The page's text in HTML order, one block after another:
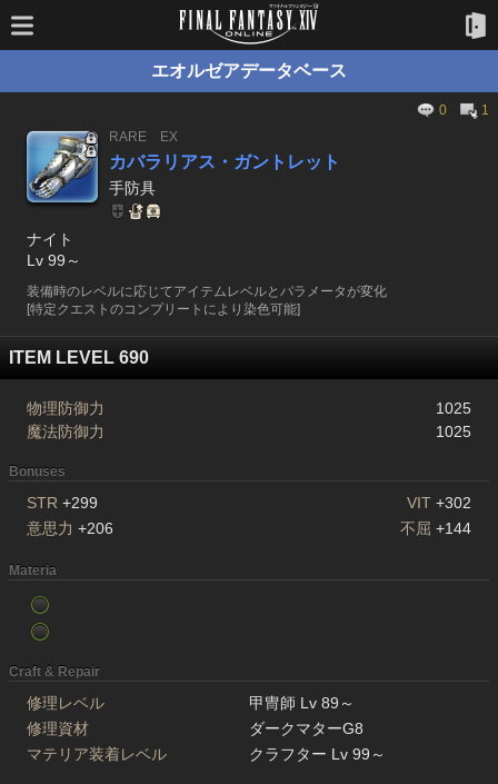
エオルゼアデータベース
0
1
RARE
EX
カバラリアス・ガントレット
手防具
ナイト
Lv 99～
装備時のレベルに応じてアイテムレベルとパラメータが変化
[特定クエストのコンプリートにより染色可能]
ITEM LEVEL 690
物理防御力
1025
魔法防御力
1025
Bonuses
STR +299 VIT +302
意思力 +206 不屈 +144
Materia
Craft & Repair
修理レベル
甲冑師 Lv 89～
修理資材
ダークマターG8
マテリア装着レベル
クラフター Lv 99～